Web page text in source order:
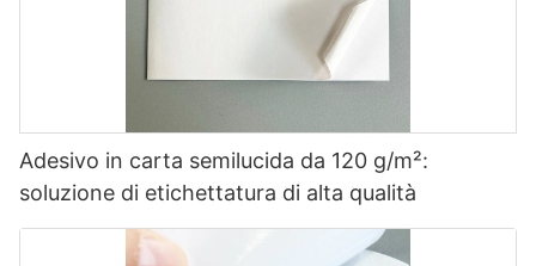
Adesivo in carta semilucida da 120 g/m²:
soluzione di etichettatura di alta qualità